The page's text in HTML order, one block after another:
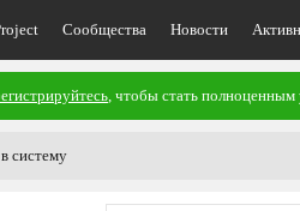
Сообщества Новости
, чтобы стать полноценным
систему